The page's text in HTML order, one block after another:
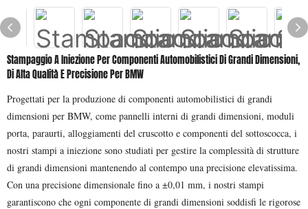
Stampaggio A Iniezione Per Componenti Automobilistici Di Grandi Dimensioni,
Di Alta Qualità E Precisione Per BMW
Progettati per la produzione di componenti automobilistici di grandi
dimensioni per BMW, come pannelli interni di grandi dimensioni, moduli
porta, paraurti, alloggiamenti del cruscotto e componenti del sottoscocca, i
nostri stampi a iniezione sono studiati per gestire la complessità di strutture
di grandi dimensioni mantenendo al contempo una precisione elevatissima.
Con una precisione dimensionale fino a ±0,01 mm, i nostri stampi
garantiscono che ogni componente di grandi dimensioni soddisfi le rigorose